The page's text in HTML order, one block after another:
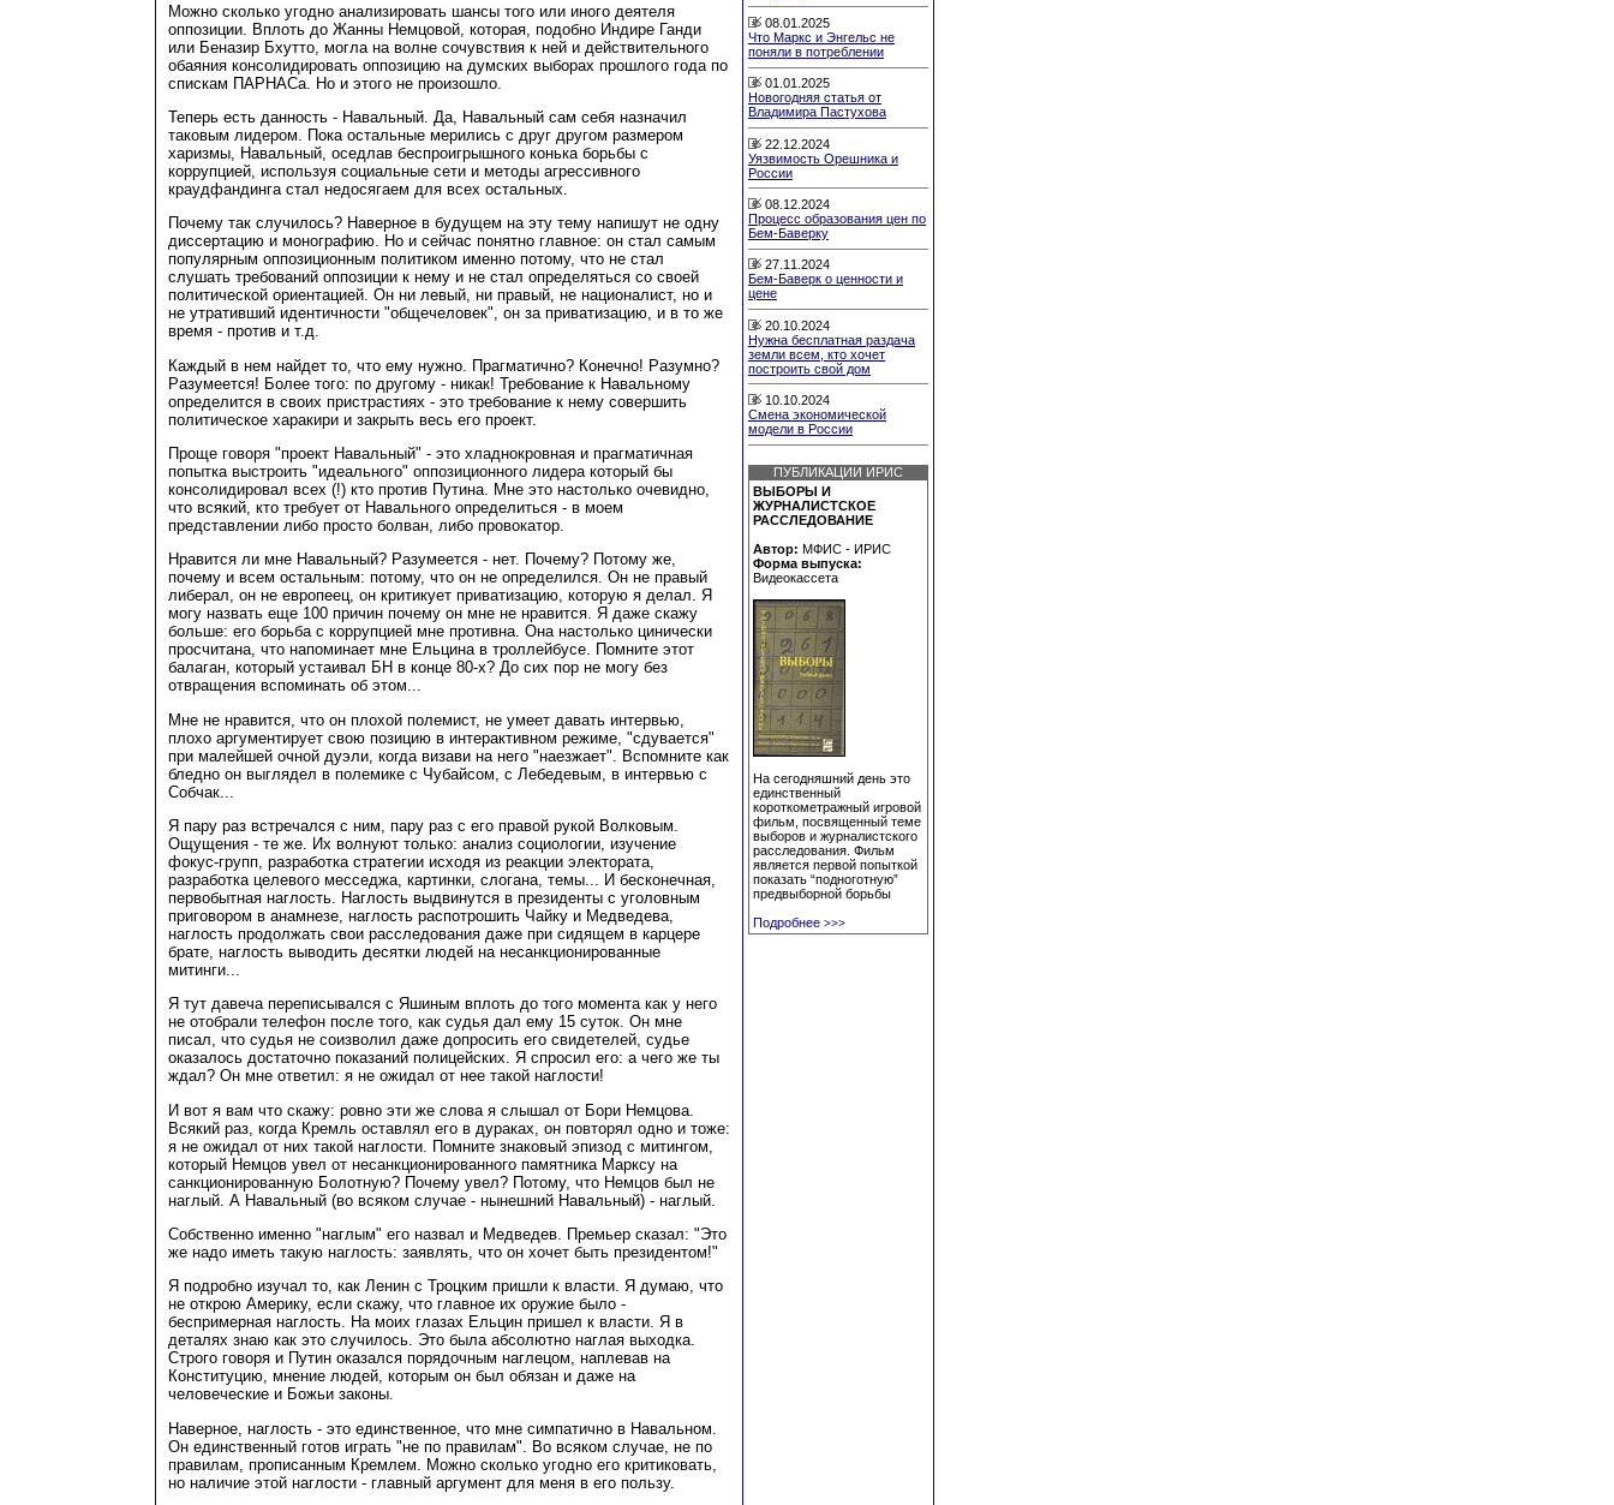
Можно сколько угодно анализировать шансы того или иного деятеля
оппозиции. Вплоть до Жанны Немцовой, которая, подобно Индире Ганди
или Беназир Бхутто, могла на волне сочувствия к ней и действительного
обаяния консолидировать оппозицию на думских выборах прошлого года по
спискам ПАРНАСа. Но и этого не произошло.
Теперь есть данность - Навальный. Да, Навальный сам себя назначил
таковым лидером. Пока остальные мерились с друг другом размером
харизмы, Навальный, оседлав беспроигрышного конька борьбы с
коррупцией, используя социальные сети и методы агрессивного
краудфандинга стал недосягаем для всех остальных.
Почему так случилось? Наверное в будущем на эту тему напишут не одну
диссертацию и монографию. Но и сейчас понятно главное: он стал самым
популярным оппозиционным политиком именно потому, что не стал
слушать требований оппозиции к нему и не стал определяться со своей
политической ориентацией. Он ни левый, ни правый, не националист, но и
не утративший идентичности "общечеловек", он за приватизацию, и в то же
время - против и т.д.
Каждый в нем найдет то, что ему нужно. Прагматично? Конечно! Разумно?
Разумеется! Более того: по другому - никак! Требование к Навальному
определится в своих пристрастиях - это требование к нему совершить
политическое харакири и закрыть весь его проект.
Проще говоря "проект Навальный" - это хладнокровная и прагматичная
попытка выстроить "идеального" оппозиционного лидера который бы
консолидировал всех (!) кто против Путина. Мне это настолько очевидно,
что всякий, кто требует от Навального определиться - в моем
представлении либо просто болван, либо провокатор.
Нравится ли мне Навальный? Разумеется - нет. Почему? Потому же,
почему и всем остальным: потому, что он не определился. Он не правый
либерал, он не европеец, он критикует приватизацию, которую я делал. Я
могу назвать еще 100 причин почему он мне не нравится. Я даже скажу
больше: его борьба с коррупцией мне противна. Она настолько цинически
просчитана, что напоминает мне Ельцина в троллейбусе. Помните этот
балаган, который устаивал БН в конце 80-х? До сих пор не могу без
отвращения вспоминать об этом...
Мне не нравится, что он плохой полемист, не умеет давать интервью,
плохо аргументирует свою позицию в интерактивном режиме, "сдувается"
при малейшей очной дуэли, когда визави на него "наезжает". Вспомните как
бледно он выглядел в полемике с Чубайсом, с Лебедевым, в интервью с
Собчак...
Я пару раз встречался с ним, пару раз с его правой рукой Волковым.
Ощущения - те же. Их волнуют только: анализ социологии, изучение
фокус-групп, разработка стратегии исходя из реакции электората,
разработка целевого месседжа, картинки, слогана, темы... И бесконечная,
первобытная наглость. Наглость выдвинутся в президенты с уголовным
приговором в анамнезе, наглость распотрошить Чайку и Медведева,
наглость продолжать свои расследования даже при сидящем в карцере
брате, наглость выводить десятки людей на несанкционированные
митинги...
Я тут давеча переписывался с Яшиным вплоть до того момента как у него
не отобрали телефон после того, как судья дал ему 15 суток. Он мне
писал, что судья не соизволил даже допросить его свидетелей, судье
оказалось достаточно показаний полицейских. Я спросил его: а чего же ты
ждал? Он мне ответил: я не ожидал от нее такой наглости!
И вот я вам что скажу: ровно эти же слова я слышал от Бори Немцова.
Всякий раз, когда Кремль оставлял его в дураках, он повторял одно и тоже:
я не ожидал от них такой наглости. Помните знаковый эпизод с митингом,
который Немцов увел от несанкционированного памятника Марксу на
санкционированную Болотную? Почему увел? Потому, что Немцов был не
наглый. А Навальный (во всяком случае - нынешний Навальный) - наглый.
Собственно именно "наглым" его назвал и Медведев. Премьер сказал: "Это
же надо иметь такую наглость: заявлять, что он хочет быть президентом!"
Я подробно изучал то, как Ленин с Троцким пришли к власти. Я думаю, что
не открою Америку, если скажу, что главное их оружие было -
беспримерная наглость. На моих глазах Ельцин пришел к власти. Я в
деталях знаю как это случилось. Это была абсолютно наглая выходка.
Строго говоря и Путин оказался порядочным наглецом, наплевав на
Конституцию, мнение людей, которым он был обязан и даже на
человеческие и Божьи законы.
Наверное, наглость - это единственное, что мне симпатично в Навальном.
Он единственный готов играть "не по правилам". Во всяком случае, не по
правилам, прописанным Кремлем. Можно сколько угодно его критиковать,
но наличие этой наглости - главный аргумент для меня в его пользу.
08.01.2025
Что Маркс и Энгельс не
поняли в потреблении
01.01.2025
Новогодняя статья от
Владимира Пастухова
22.12.2024
Уязвимость Орешника и
России
08.12.2024
Процесс образования цен по
Бем-Баверку
27.11.2024
Бем-Баверк о ценности и
цене
20.10.2024
Нужна бесплатная раздача
земли всем, кто хочет
построить свой дом
10.10.2024
Смена экономической
модели в России
ПУБЛИКАЦИИ ИРИС
ВЫБОРЫ И
ЖУРНАЛИСТСКОЕ
РАССЛЕДОВАНИЕ
Автор: МФИС - ИРИС
Форма выпуска:
Видеокассета
На сегодняшний день это
единственный
короткометражный игровой
фильм, посвященный теме
выборов и журналистского
расследования. Фильм
является первой попыткой
показать “подноготную”
предвыборной борьбы
Подробнее >>>